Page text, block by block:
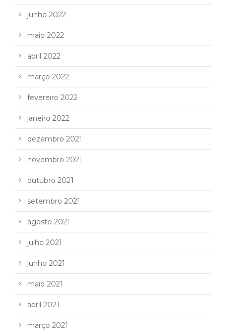
junho 2022
maio 2022
abril 2022
março 2022
fevereiro 2022
janeiro 2022
dezembro 2021
novembro 2021
outubro 2021
setembro 2021
agosto 2021
julho 2021
junho 2021
maio 2021
abril 2021
março 2021